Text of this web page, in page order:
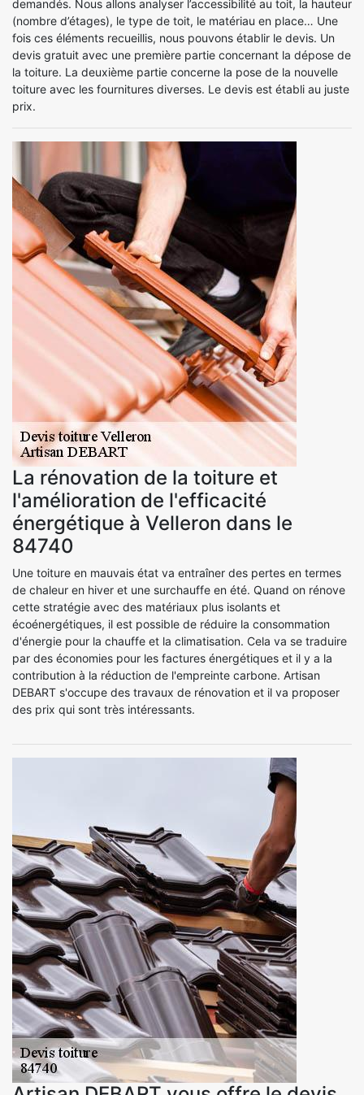
demandés. Nous allons analyser l’accessibilité au toit, la hauteur
(nombre d’étages), le type de toit, le matériau en place… Une
fois ces éléments recueillis, nous pouvons établir le devis. Un
devis gratuit avec une première partie concernant la dépose de
la toiture. La deuxième partie concerne la pose de la nouvelle
toiture avec les fournitures diverses. Le devis est établi au juste
prix.
La rénovation de la toiture et
l'amélioration de l'efficacité
énergétique à Velleron dans le
84740
Une toiture en mauvais état va entraîner des pertes en termes
de chaleur en hiver et une surchauffe en été. Quand on rénove
cette stratégie avec des matériaux plus isolants et
écoénergétiques, il est possible de réduire la consommation
d'énergie pour la chauffe et la climatisation. Cela va se traduire
par des économies pour les factures énergétiques et il y a la
contribution à la réduction de l'empreinte carbone. Artisan
DEBART s'occupe des travaux de rénovation et il va proposer
des prix qui sont très intéressants.